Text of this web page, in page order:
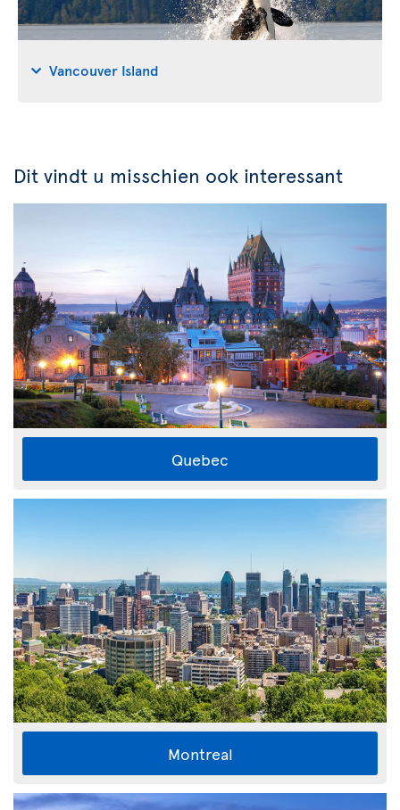
Vancouver Island
Dit vindt u misschien ook interessant
Quebec
Montreal